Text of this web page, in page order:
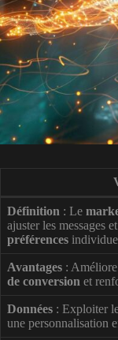
Définition : Le
ajuster les messages
préférences
Avantages : Améliore
de conversion et
Données : Exploiter
une personnalisation